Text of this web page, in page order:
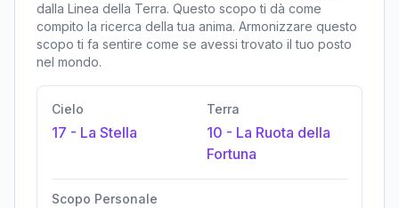
dalla Linea della Terra. Questo scopo ti dà come
compito la ricerca della tua anima. Armonizzare questo
scopo ti fa sentire come se avessi trovato il tuo posto
nel mondo.
Cielo
17 - La Stella
Terra
10 - La Ruota della
Fortuna
Scopo Personale